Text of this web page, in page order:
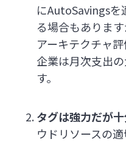
にAutoSavingsを
る場合もありま
アーキテクチャ評
企業は月次支出
す。
タグは強力だが
ウドリソースの